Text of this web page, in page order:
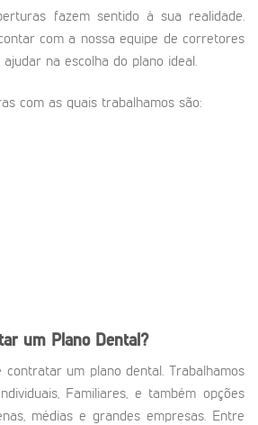
fazem sentido à sua realidade.
com a nossa equipe de corretores
na escolha do plano ideal.
com as quais trabalhamos são:
um Plano Dental?
contratar um plano dental. Trabalhamos
Familiares, e também opções
médias e grandes empresas. Entre